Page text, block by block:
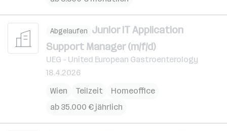
Abgelaufen Junior IT Application
Support Manager (m/f/d)
UEG - United European Gastroenterology
18.4.2026
Wien
Teilzeit
Homeoffice
ab 35.000 € jährlich